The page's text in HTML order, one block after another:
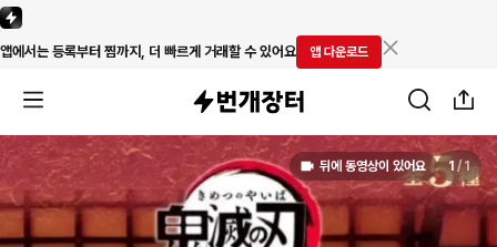
앱에서는 등록부터 찜까지, 더 빠르게 거래할 수 있어요 앱 다운로드
뒤에 동영상이 있어요 1 /1